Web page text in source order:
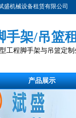
盛机械设备租赁有限公司
手架/吊篮
工程脚手架与吊篮定
产品展示